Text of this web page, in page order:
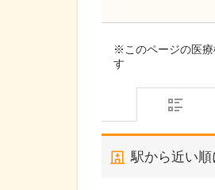
※このページの医療
す
駅から近い順